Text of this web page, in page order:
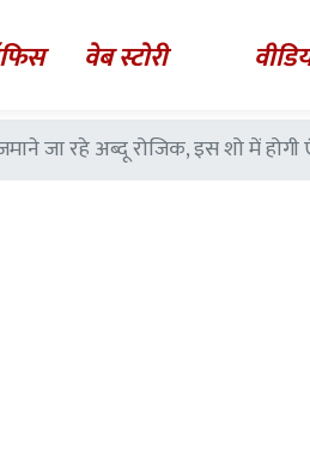
वेब स्टोरी
जा रहे अब्दू रोजिक, इस शो में होगी